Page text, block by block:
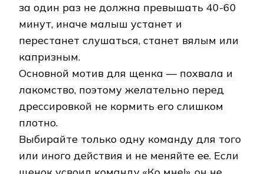
за один раз не должна превышать 40-60
минут, иначе малыш устанет и
перестанет слушаться, станет вялым или
капризным.
Основной мотив для щенка — похвала и
лакомство, поэтому желательно перед
дрессировкой не кормить его слишком
плотно.
Выбирайте только одну команду для того
или иного действия и не меняйте ее. Если